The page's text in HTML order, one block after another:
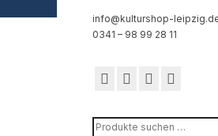
info@kulturshop-
0341 – 98 99 28 11
Suchen